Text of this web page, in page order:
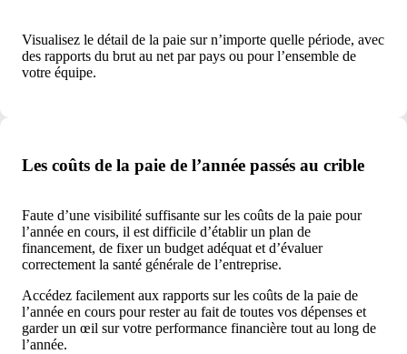
Visualisez le détail de la paie sur n’importe quelle période, avec
des rapports du brut au net par pays ou pour l’ensemble de
votre équipe.
Les coûts de la paie de l’année passés au crible
Faute d’une visibilité suffisante sur les coûts de la paie pour
l’année en cours, il est difficile d’établir un plan de
financement, de fixer un budget adéquat et d’évaluer
correctement la santé générale de l’entreprise.
Accédez facilement aux rapports sur les coûts de la paie de
l’année en cours pour rester au fait de toutes vos dépenses et
garder un œil sur votre performance financière tout au long de
l’année.